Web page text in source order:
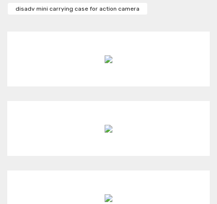
Gönder
disadv mini carrying case for action camera